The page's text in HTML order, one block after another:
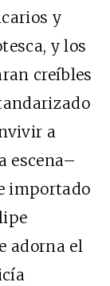
y
y los
creíbles
a
escena–
importado
adorna el